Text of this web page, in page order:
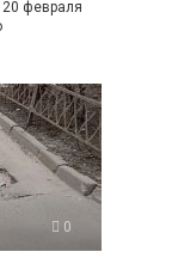
20 февраля
0